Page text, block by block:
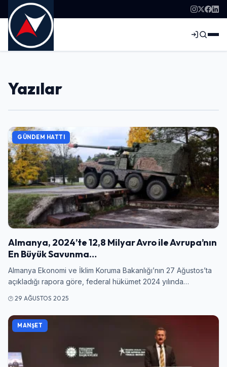
Yazılar
GÜNDEM HATTI
Almanya, 2024’te 12,8 Milyar Avro ile Avrupa’nın
En Büyük Savunma…
Almanya Ekonomi ve İklim Koruma Bakanlığı’nın 27 Ağustos’ta
açıkladığı rapora göre, federal hükümet 2024 yılında…
29 AĞUSTOS 2025
MANŞET